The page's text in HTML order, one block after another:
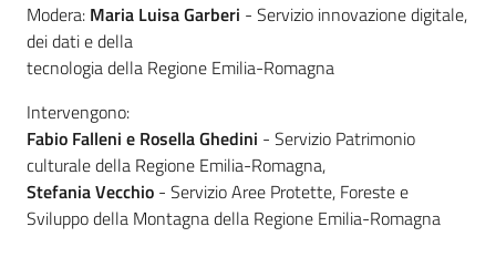
Leggi Atti Bandi
Piani Programmi
Progetti
Modera: Maria Luisa Garberi - Servizio innovazione digitale,
dei dati e della
tecnologia della Regione Emilia-Romagna
Intervengono:
Fabio Falleni e Rosella Ghedini - Servizio Patrimonio
culturale della Regione Emilia-Romagna,
Stefania Vecchio - Servizio Aree Protette, Foreste e
Sviluppo della Montagna della Regione Emilia-Romagna